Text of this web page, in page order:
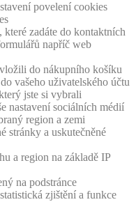
povelení cookies
zadáte do kontaktních
napříč web
do nákupního košíku
vašeho uživatelského účtu
jste si vybrali
nastavení sociálních médií
region a zemi
stránky a uskutečněné
a region na základě IP
na podstránce
zjištění a funkce